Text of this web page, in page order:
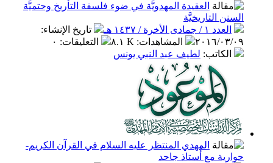
العقيدة المهدويَّة في ضوء فلسفة التأريخ وحتميَّة
السنن التاريخيَّة
العدد ١ / جمادى الأخرة / ١٤٣٧ هـ
تاريخ الإنشاء:
٢٠١٦/٠٣/٠٩
المشاهدات: ٨.١ K التعليقات: ٠
الكاتب: لطيف عبد النبي يونس
المهدي المنتظر عليه السلام في القرآن الكريم-
حوارية مع أُستاذ جاحد